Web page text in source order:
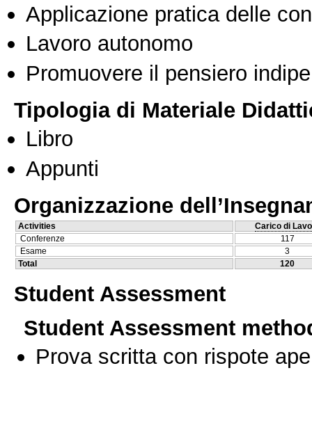
Applicazione pratica delle
Lavoro autonomo
Promuovere il pensiero
Tipologia di Materiale
Libro
Appunti
Organizzazione
Activities
Carico di
Conferenze
117
Esame
3
Total
120
Student Assessment
Student Assessment
Prova scritta con rispote